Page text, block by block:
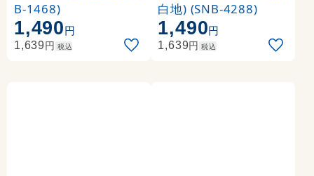
B-1468)
1,490円
1,639円 税込
白地) (SNB-4288)
1,490円
1,639円 税込